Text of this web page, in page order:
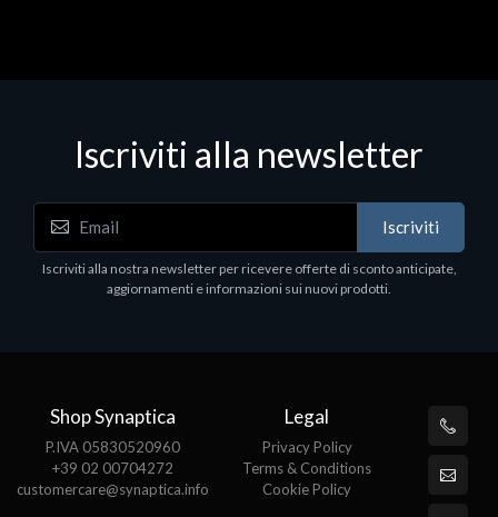
Iscriviti alla newsletter
Iscriviti
Iscriviti alla nostra newsletter per ricevere offerte di sconto anticipate,
aggiornamenti e informazioni sui nuovi prodotti.
Shop Synaptica
P.IVA 05830520960
+39 02 00704272
customercare@synaptica.info
Legal
Privacy Policy
Terms & Conditions
Cookie Policy